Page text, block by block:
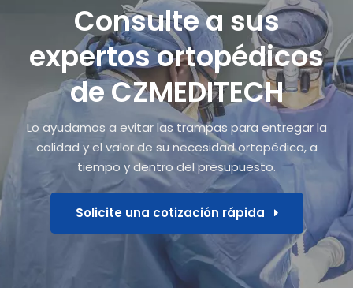
Consulte a sus
expertos ortopédicos
de CZMEDITECH
Lo ayudamos a evitar las trampas para entregar la
calidad y el valor de su necesidad ortopédica, a
tiempo y dentro del presupuesto.
Solicite una cotización rápida